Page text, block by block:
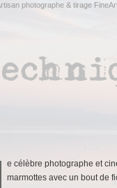
photographe & tirage
e célèbre photographe et
marmottes avec un bout de